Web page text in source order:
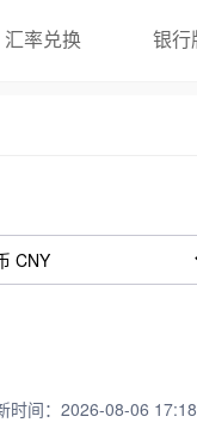
汇率兑换 银行
时间：2026-08-06